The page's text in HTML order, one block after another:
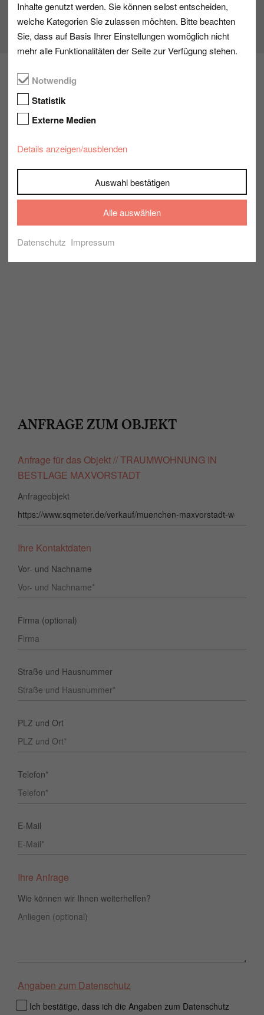
Standortkarte von Google Maps anzeigen
Wenn Sie unsere Standortkarte nutzen möchten, wird
eine Anfrage mit Ihrer IP-Adresse an Google gesendet.
Weitere Informationen finden Sie dazu in unserer
Bitte passen Sie Ihre Cookie-Einstellungen
entsprechend an, um die Karte zu laden:
ANFRAGE ZUM OBJEKT
Anfrage für das Objekt // TRAUMWOHNUNG IN
BESTLAGE MAXVORSTADT
Anfrageobjekt
Ihre Kontaktdaten
Vor- und Nachname
Firma (optional)
Straße und Hausnummer
PLZ und Ort
Telefon*
E-Mail
Ihre Anfrage
Wie können wir Ihnen weiterhelfen?
Angaben zum Datenschutz
Ich bestätige, dass ich die Angaben zum Datenschutz
Inhalte genutzt werden. Sie können selbst entscheiden,
welche Kategorien Sie zulassen möchten. Bitte beachten
Sie, dass auf Basis Ihrer Einstellungen womöglich nicht
mehr alle Funktionalitäten der Seite zur Verfügung stehen.
Notwendig
Statistik
Externe Medien
Details anzeigen/ausblenden
Auswahl bestätigen
Alle auswählen
Datenschutz Impressum